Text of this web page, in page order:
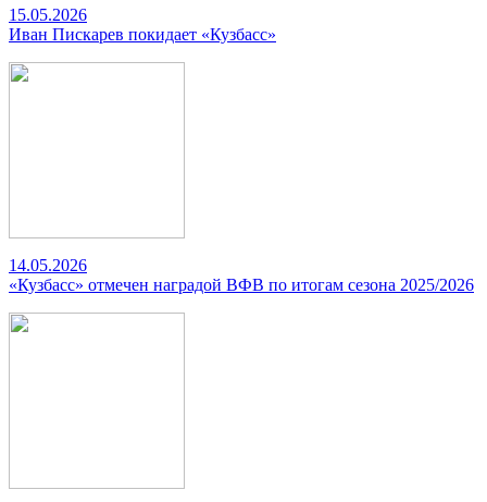
15.05.2026
Иван Пискарев покидает «Кузбасс»
14.05.2026
«Кузбасс» отмечен наградой ВФВ по итогам сезона 2025/2026